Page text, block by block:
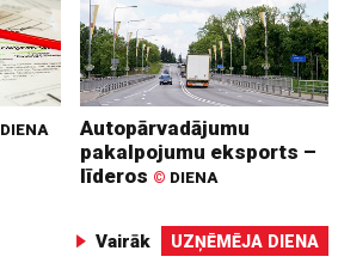
DIENA
Autopārvadājumu
pakalpojumu eksports –
līderos © DIENA
Vairāk UZŅĒMĒJA DIENA